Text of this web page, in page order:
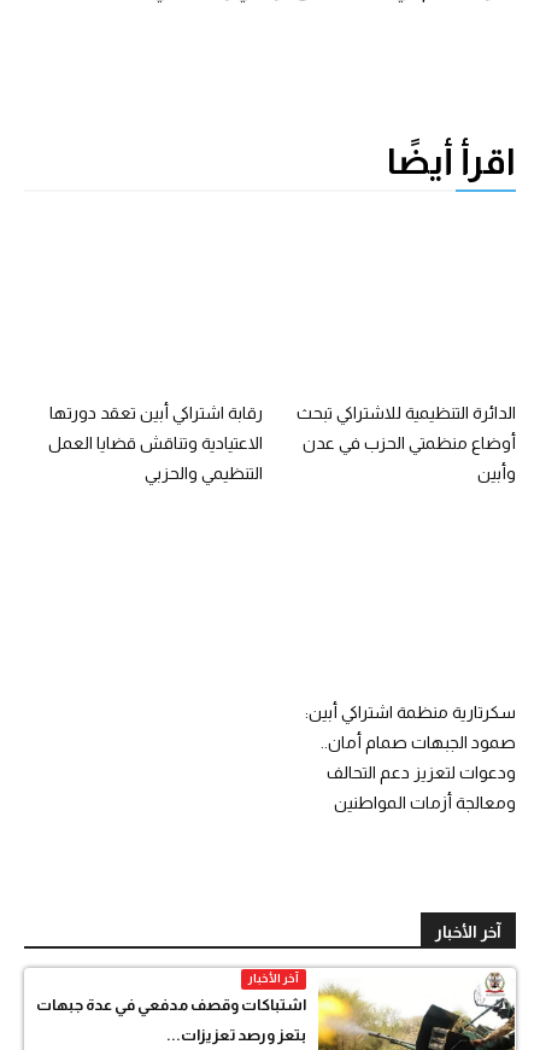
اقرأ أيضًا
الدائرة التنظيمية للاشتراكي تبحث
أوضاع منظمتي الحزب في عدن
وأبين
رقابة اشتراكي أبين تعقد دورتها
الاعتيادية وتناقش قضايا العمل
التنظيمي والحزبي
سكرتارية منظمة اشتراكي أبين:
صمود الجبهات صمام أمان..
ودعوات لتعزيز دعم التحالف
ومعالجة أزمات المواطنين
آخر الأخبار
آخر الأخبار
اشتباكات وقصف مدفعي في عدة جبهات
بتعز ورصد تعزيزات...